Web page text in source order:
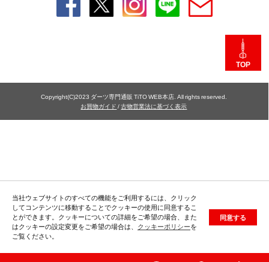
当社ウェブサイトのすべての機能をご利用するには、クリック
してコンテンツに移動することでクッキーの使用に同意するこ
とができます。クッキーについての詳細をご希望の場合、また
はクッキーの設定変更をご希望の場合は、 クッキーポリシーを
ご覧ください。
同意する
TOP
Copyright(C)2023 ダーツ専門通販 TiTO WEB本店. All rights reserved.
お買物ガイド /古物営業法に基づく表示